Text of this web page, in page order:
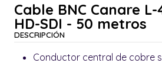
Cable BNC Canare L-
HD-SDI - 50 metros
DESCRIPCIÓN
Conductor central de cobre